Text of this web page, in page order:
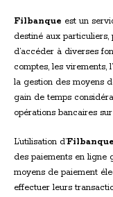
Filbanque est un
destiné aux particuliers,
d’accéder à diverses
comptes, les virements,
la gestion des moyens
gain de temps
opérations bancaires
L’utilisation d’Filbanque
des paiements en ligne
moyens de paiement
effectuer leurs